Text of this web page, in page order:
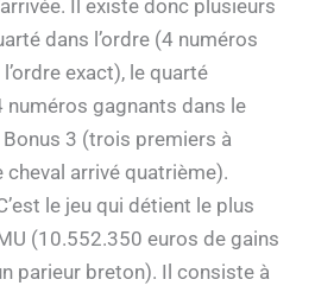
Il existe donc plusieurs
dans l’ordre (4 numéros
exact), le quarté
numéros gagnants dans le
3 (trois premiers à
cheval arrivé quatrième).
le jeu qui détient le plus
(10.552.350 euros de gains
parieur breton). Il consiste à